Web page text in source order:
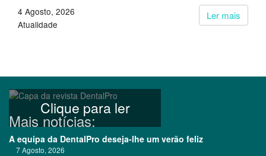
Ler mais
4 Agosto, 2026
Atualidade
Clique para ler
Mais notícias:
A equipa da DentalPro deseja-lhe um verão feliz
7 Agosto, 2026